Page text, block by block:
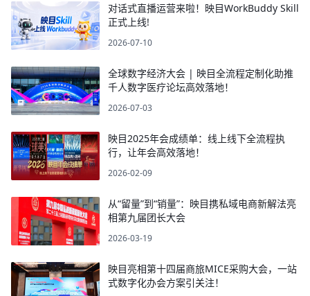
对话式直播运营来啦！映目WorkBuddy Skill
正式上线!
2026-07-10
全球数字经济大会 | 映目全流程定制化助推
千人数字医疗论坛高效落地！
2026-07-03
映目2025年会成绩单：线上线下全流程执
行，让年会高效落地！
2026-02-09
从“留量”到“销量”：映目携私域电商新解法亮
相第九届团长大会
2026-03-19
映目亮相第十四届商旅MICE采购大会，一站
式数字化办会方案引关注！